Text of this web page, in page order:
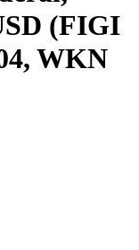
(FIGI
WKN